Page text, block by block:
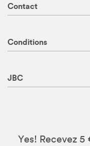
Contact
Conditions
JBC
Yes! Recevez